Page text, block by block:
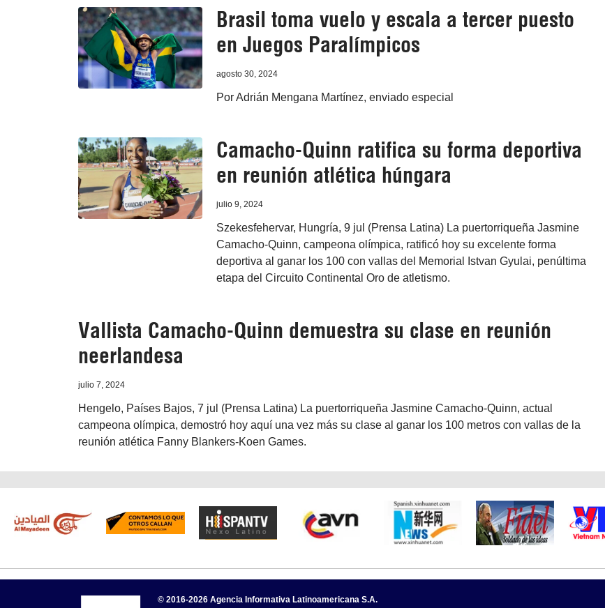
Brasil toma vuelo y escala a tercer puesto
en Juegos Paralímpicos
agosto 30, 2024
Por Adrián Mengana Martínez, enviado especial
Camacho-Quinn ratifica su forma deportiva
en reunión atlética húngara
julio 9, 2024
Szekesfehervar, Hungría, 9 jul (Prensa Latina) La puertorriqueña Jasmine
Camacho-Quinn, campeona olímpica, ratificó hoy su excelente forma
deportiva al ganar los 100 con vallas del Memorial Istvan Gyulai, penúltima
etapa del Circuito Continental Oro de atletismo.
Vallista Camacho-Quinn demuestra su clase en reunión
neerlandesa
julio 7, 2024
Hengelo, Países Bajos, 7 jul (Prensa Latina) La puertorriqueña Jasmine Camacho-Quinn, actual
campeona olímpica, demostró hoy aquí una vez más su clase al ganar los 100 metros con vallas de la
reunión atlética Fanny Blankers-Koen Games.
© 2016-2026 Agencia Informativa Latinoamericana S.A.